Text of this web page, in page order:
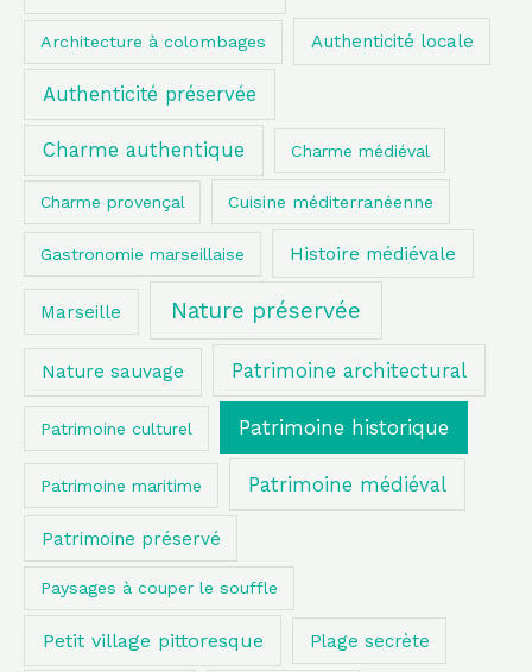
Architecture à colombages Authenticité locale
Authenticité préservée
Charme authentique Charme médiéval
Charme provençal Cuisine méditerranéenne
Gastronomie marseillaise Histoire médiévale
Marseille Nature préservée
Nature sauvage Patrimoine architectural
Patrimoine culturel Patrimoine historique
Patrimoine maritime Patrimoine médiéval
Patrimoine préservé
Paysages à couper le souffle
Petit village pittoresque Plage secrète